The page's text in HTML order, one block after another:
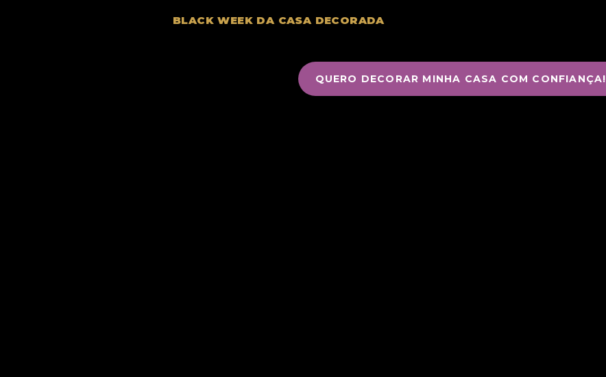
BLACK WEEK DA CASA DECORADA
QUERO DECORAR MINHA CASA COM CONFIANÇA!